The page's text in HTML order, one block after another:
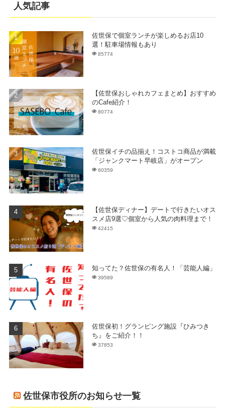
人気記事
佐世保で個室ランチが楽しめるお店10
選！駐車場情報もあり
85774
【佐世保おしゃれカフェまとめ】おすすめ
のCafe紹介！
80774
佐世保イチの品揃え！コストコ商品が満載
「ジャンクマート早岐店」がオープン
60359
【佐世保ディナー】デートで行きたいオス
スメ店9選♡個室から人気の肉料理まで！
42415
知ってた？佐世保の有名人！「芸能人編」
39589
佐世保初！グランピング施設『ひみつき
ち』をご紹介！！
37853
佐世保市役所のお知らせ一覧